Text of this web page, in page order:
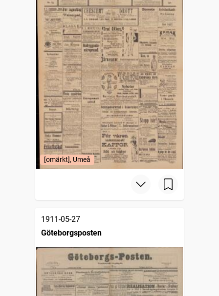
[omärkt], Umeå
1911-05-27
Göteborgsposten